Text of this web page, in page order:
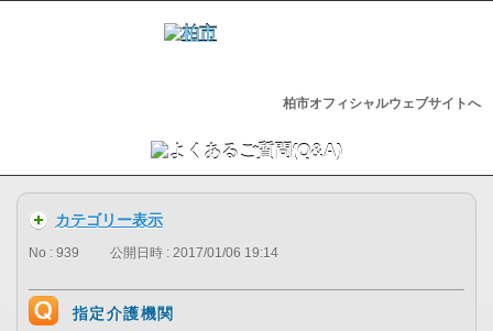
柏市オフィシャルウェブサイトへ
カテゴリー表示
No : 939 公開日時 : 2017/01/06 19:14
指定介護機関